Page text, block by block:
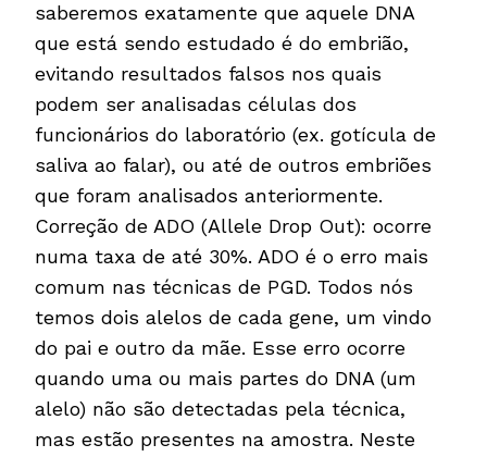
saberemos exatamente que aquele DNA
que está sendo estudado é do embrião,
evitando resultados falsos nos quais
podem ser analisadas células dos
funcionários do laboratório (ex. gotícula de
saliva ao falar), ou até de outros embriões
que foram analisados anteriormente.
Correção de ADO (Allele Drop Out): ocorre
numa taxa de até 30%. ADO é o erro mais
comum nas técnicas de PGD. Todos nós
temos dois alelos de cada gene, um vindo
do pai e outro da mãe. Esse erro ocorre
quando uma ou mais partes do DNA (um
alelo) não são detectadas pela técnica,
mas estão presentes na amostra. Neste